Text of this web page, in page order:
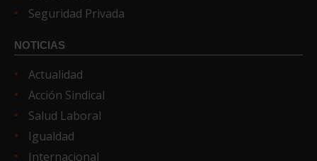
Seguridad Privada
NOTICIAS
Actualidad
Acción Sindical
Salud Laboral
Igualdad
Internacional